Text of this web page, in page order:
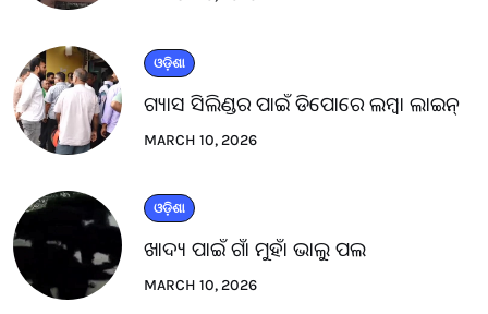
ଓଡ଼ିଶା
ଗ୍ୟାସ ସିଲିଣ୍ଡର ପାଇଁ ଡିପୋରେ ଲମ୍ବା ଲାଇନ୍
MARCH 10, 2026
ଓଡ଼ିଶା
ଖାଦ୍ୟ ପାଇଁ ଗାଁ ମୁହାଁ ଭାଲୁ ପଲ
MARCH 10, 2026